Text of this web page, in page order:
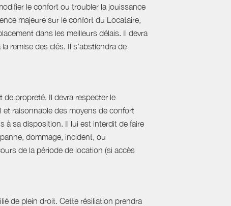
le confort ou troubler la jouissance
majeure sur le confort du Locataire,
dans les meilleurs délais. Il devra
remise des clés. Il s'abstiendra de
propreté. Il devra respecter le
et raisonnable des moyens de confort
à sa disposition. Il lui est interdit de faire
dommage, incident, ou
de la période de location (si accès
de plein droit. Cette résiliation prendra